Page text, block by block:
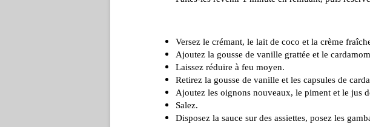
Versez le crémant, le lait de coco et la crème
Ajoutez la gousse de vanille grattée et le
Laissez réduire à feu moyen.
Retirez la gousse de vanille et les capsules de
Ajoutez les oignons nouveaux, le piment et le jus
Salez.
Disposez la sauce sur des assiettes, posez les